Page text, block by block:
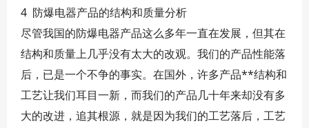
4 防爆电器产品的结构和质量分析
尽管我国的防爆电器产品这么多年一直在发展，但其在
结构和质量上几乎没有太大的改观。我们的产品性能落
后，已是一个不争的事实。在国外，许多产品**结构和
工艺让我们耳目一新，而我们的产品几十年来却没有多
大的改进，追其根源，就是因为我们的工艺落后，工艺